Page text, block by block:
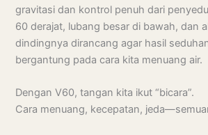
gravitasi dan kontrol penuh dari
60 derajat, lubang besar di bawah, dan
dindingnya dirancang agar hasil
bergantung pada cara kita menuang air.
Dengan V60, tangan kita ikut “bicara”.
Cara menuang, kecepatan,